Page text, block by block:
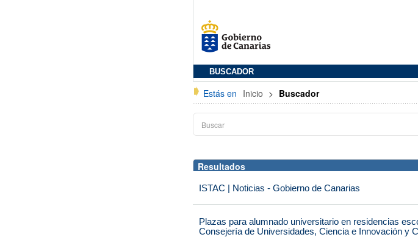
BUSCADOR
Estás en Inicio > Buscador
Resultados
ISTAC | Noticias - Gobierno de Canarias
Plazas para alumnado universitario en residencias
Consejería de Universidades, Ciencia e Innovación y